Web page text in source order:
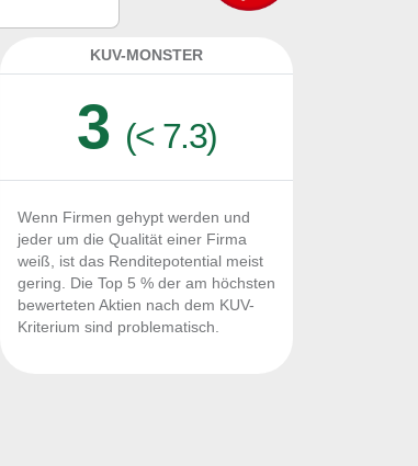
KUV-MONSTER
3 (< 7.3)
Wenn Firmen gehypt werden und
jeder um die Qualität einer Firma
weiß, ist das Renditepotential meist
gering. Die Top 5 % der am höchsten
bewerteten Aktien nach dem KUV-
Kriterium sind problematisch.